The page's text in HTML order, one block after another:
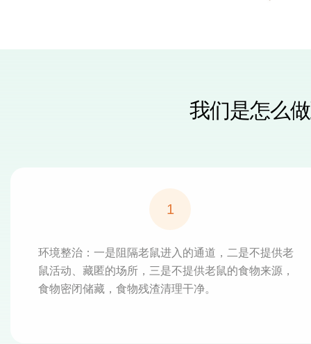
我们是怎么
1
环境整治：一是阻隔老鼠进入的通道，二是不提供老
鼠活动、藏匿的场所，三是不提供老鼠的食物来源，
食物密闭储藏，食物残渣清理干净。